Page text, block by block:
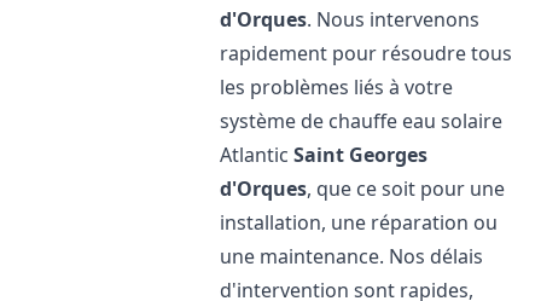
d'Orques. Nous intervenons
rapidement pour résoudre tous
les problèmes liés à votre
système de chauffe eau solaire
AtlanticSaint Georges
d'Orques, que ce soit pour une
installation, une réparation ou
une maintenance. Nos délais
d'intervention sont rapides,